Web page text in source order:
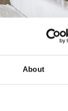
About
und